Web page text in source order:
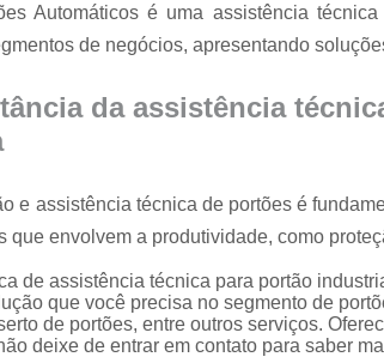
Manutenção
em portões
usados para
portão
Serviço de
conserto de
Serviço de
reparo em
portões
Automáticos é uma assistência
de negócios, apresentando
da assistência
e assistência técnica de portões é
que envolvem a produtividade, como
de assistência técnica para portão
que você precisa no segmento de
de portões, entre outros serviços.
deixe de entrar em contato para saber